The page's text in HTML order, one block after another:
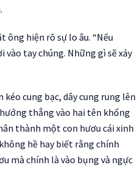
ông hiện rõ sự lo âu. “Nếu
tay chúng. Những gì sẽ xảy
cung bạc, dây cung rung lên
thẳng vào hai tên khổng
thành một con hươu cái xinh
hề hay biết rằng chính
mà chính là vào bụng và ngực